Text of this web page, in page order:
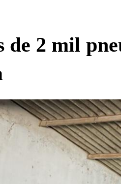
2 mil